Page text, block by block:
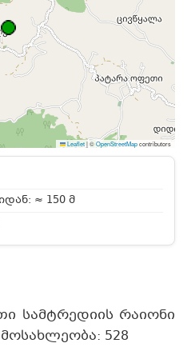
Leaflet|©OpenStreetMapcontributors
≈ 150 მ
სამტრედიის რაიონი
528